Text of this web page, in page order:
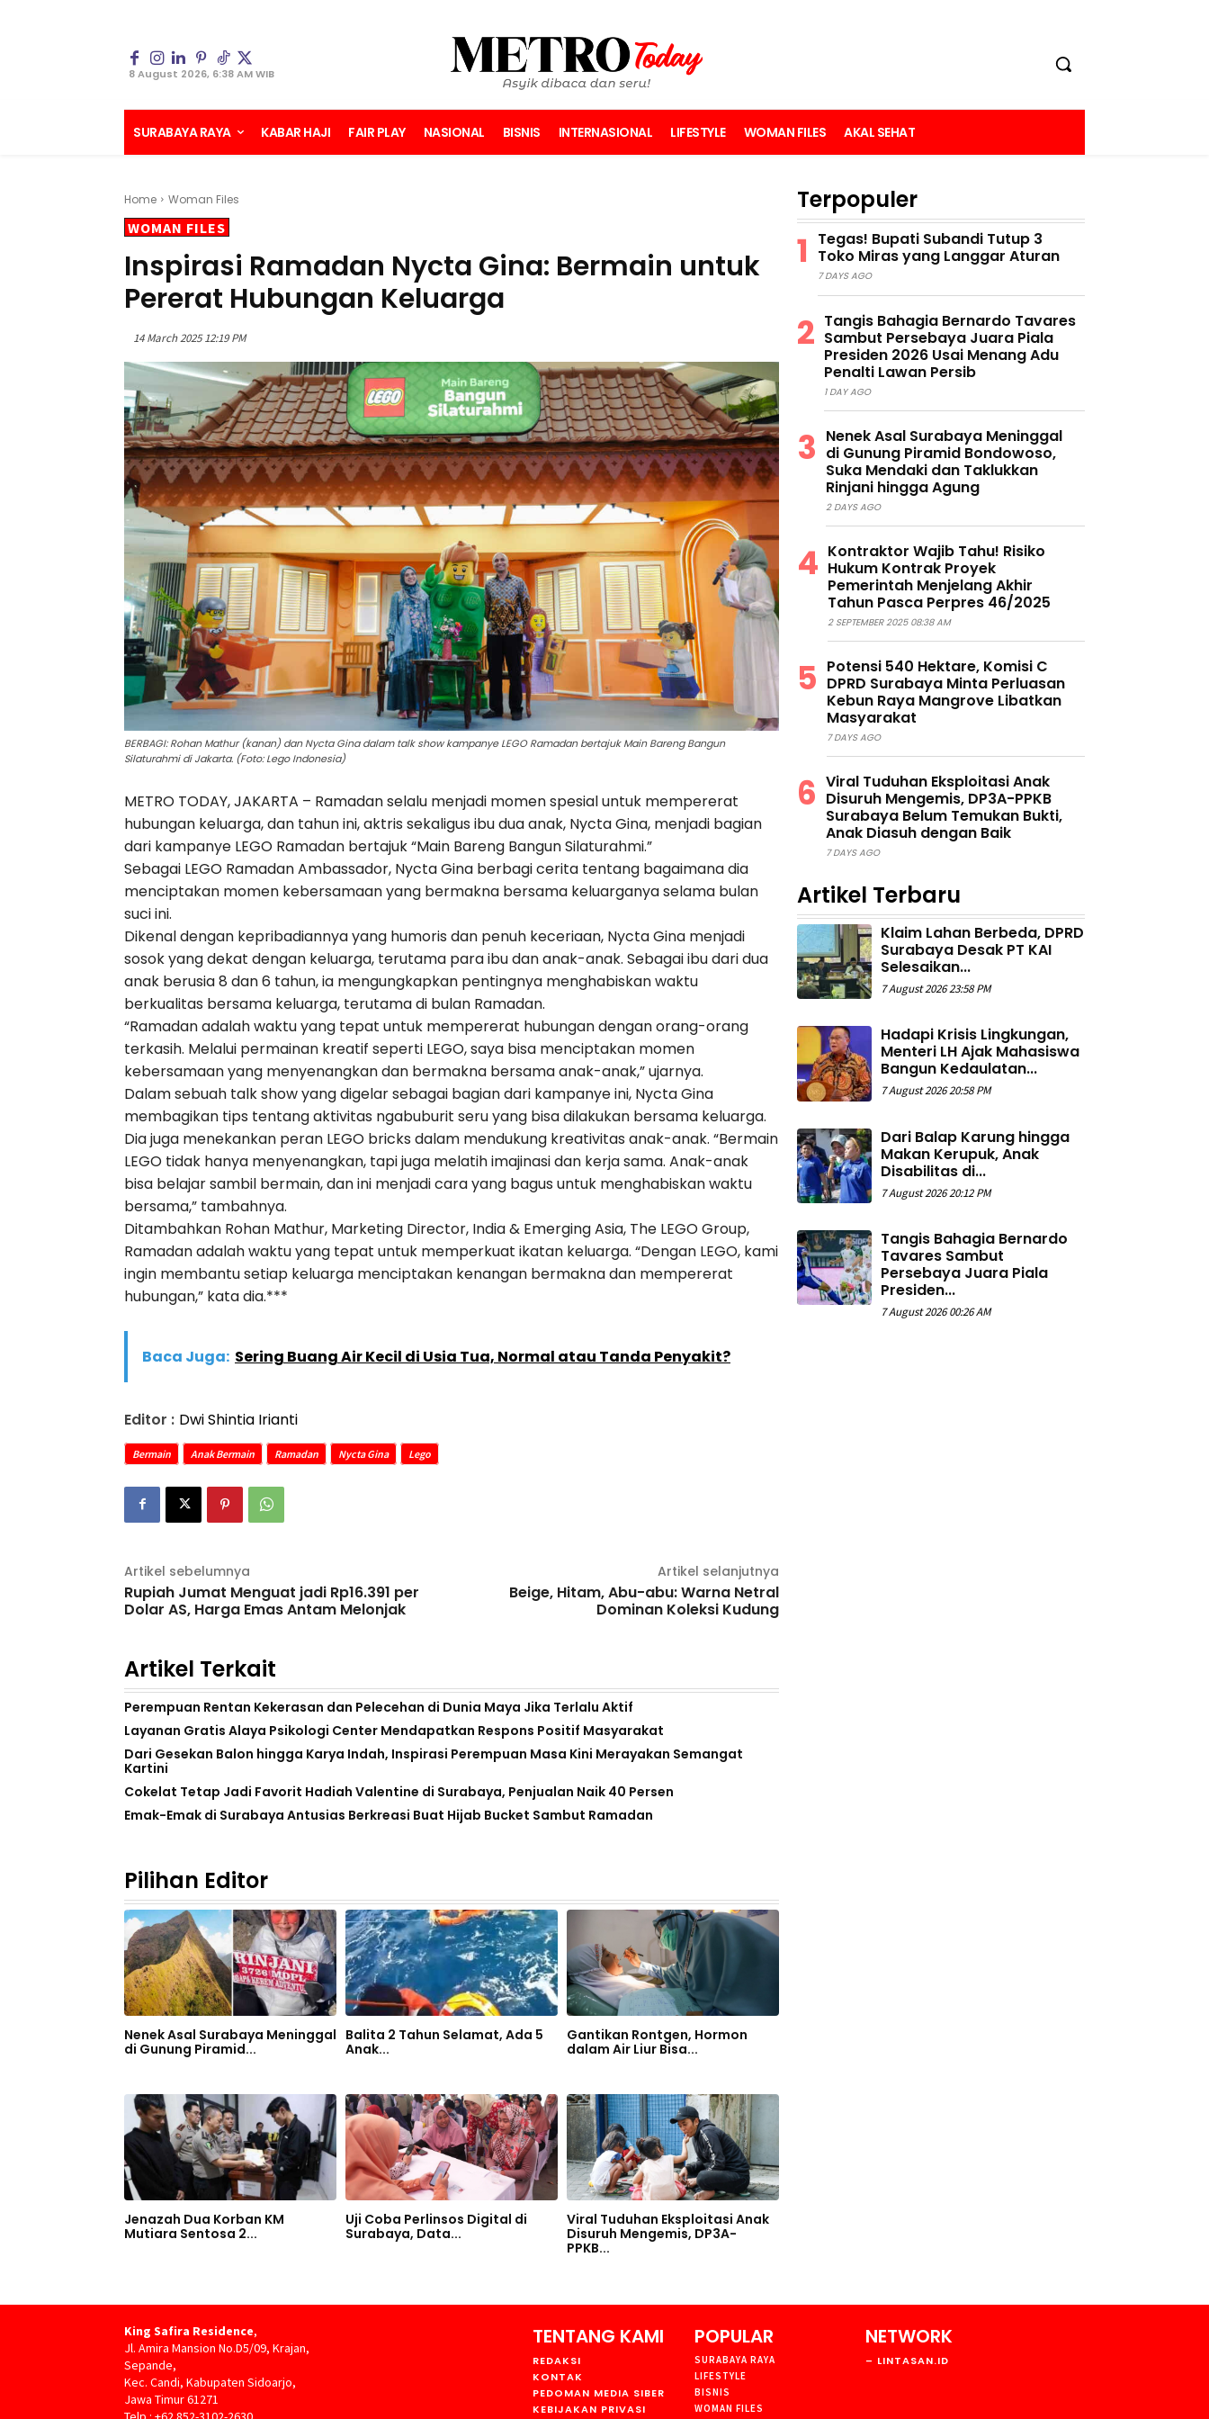
8 August 2026, 6:38 AM WIB
SURABAYA RAYA KABAR HAJI FAIR PLAY NASIONAL BISNIS INTERNASIONAL LIFESTYLE WOMAN FILES AKAL SEHAT
Home Woman Files
WOMAN FILES
Inspirasi Ramadan Nycta Gina: Bermain untuk
Pererat Hubungan Keluarga
14 March 2025 12:19 PM
BERBAGI: Rohan Mathur (kanan) dan Nycta Gina dalam talk show kampanye LEGO Ramadan bertajuk Main Bareng Bangun
Silaturahmi di Jakarta. (Foto: Lego Indonesia)
METRO TODAY, JAKARTA – Ramadan selalu menjadi momen spesial untuk mempererat
hubungan keluarga, dan tahun ini, aktris sekaligus ibu dua anak, Nycta Gina, menjadi bagian
dari kampanye LEGO Ramadan bertajuk “Main Bareng Bangun Silaturahmi.”
Sebagai LEGO Ramadan Ambassador, Nycta Gina berbagi cerita tentang bagaimana dia
menciptakan momen kebersamaan yang bermakna bersama keluarganya selama bulan
suci ini.
Dikenal dengan kepribadiannya yang humoris dan penuh keceriaan, Nycta Gina menjadi
sosok yang dekat dengan keluarga, terutama para ibu dan anak-anak. Sebagai ibu dari dua
anak berusia 8 dan 6 tahun, ia mengungkapkan pentingnya menghabiskan waktu
berkualitas bersama keluarga, terutama di bulan Ramadan.
“Ramadan adalah waktu yang tepat untuk mempererat hubungan dengan orang-orang
terkasih. Melalui permainan kreatif seperti LEGO, saya bisa menciptakan momen
kebersamaan yang menyenangkan dan bermakna bersama anak-anak,” ujarnya.
Dalam sebuah talk show yang digelar sebagai bagian dari kampanye ini, Nycta Gina
membagikan tips tentang aktivitas ngabuburit seru yang bisa dilakukan bersama keluarga.
Dia juga menekankan peran LEGO bricks dalam mendukung kreativitas anak-anak. “Bermain
LEGO tidak hanya menyenangkan, tapi juga melatih imajinasi dan kerja sama. Anak-anak
bisa belajar sambil bermain, dan ini menjadi cara yang bagus untuk menghabiskan waktu
bersama,” tambahnya.
Ditambahkan Rohan Mathur, Marketing Director, India & Emerging Asia, The LEGO Group,
Ramadan adalah waktu yang tepat untuk memperkuat ikatan keluarga. “Dengan LEGO, kami
ingin membantu setiap keluarga menciptakan kenangan bermakna dan mempererat
hubungan,” kata dia.***
Baca Juga: Sering Buang Air Kecil di Usia Tua, Normal atau Tanda Penyakit?
Editor : Dwi Shintia Irianti
Bermain Anak Bermain Ramadan Nycta Gina Lego
Artikel sebelumnya
Rupiah Jumat Menguat jadi Rp16.391 per
Dolar AS, Harga Emas Antam Melonjak
Artikel selanjutnya
Beige, Hitam, Abu-abu: Warna Netral
Dominan Koleksi Kudung
Artikel Terkait
Perempuan Rentan Kekerasan dan Pelecehan di Dunia Maya Jika Terlalu Aktif
Layanan Gratis Alaya Psikologi Center Mendapatkan Respons Positif Masyarakat
Dari Gesekan Balon hingga Karya Indah, Inspirasi Perempuan Masa Kini Merayakan Semangat
Kartini
Cokelat Tetap Jadi Favorit Hadiah Valentine di Surabaya, Penjualan Naik 40 Persen
Emak-Emak di Surabaya Antusias Berkreasi Buat Hijab Bucket Sambut Ramadan
Pilihan Editor
Nenek Asal Surabaya Meninggal
di Gunung Piramid...
Balita 2 Tahun Selamat, Ada 5
Anak...
Gantikan Rontgen, Hormon
dalam Air Liur Bisa...
Jenazah Dua Korban KM
Mutiara Sentosa 2...
Uji Coba Perlinsos Digital di
Surabaya, Data...
Viral Tuduhan Eksploitasi Anak
Disuruh Mengemis, DP3A-
PPKB...
Terpopuler
Tegas! Bupati Subandi Tutup 3
Toko Miras yang Langgar Aturan
7 DAYS AGO
Tangis Bahagia Bernardo Tavares
Sambut Persebaya Juara Piala
Presiden 2026 Usai Menang Adu
Penalti Lawan Persib
1 DAY AGO
Nenek Asal Surabaya Meninggal
di Gunung Piramid Bondowoso,
Suka Mendaki dan Taklukkan
Rinjani hingga Agung
2 DAYS AGO
Kontraktor Wajib Tahu! Risiko
Hukum Kontrak Proyek
Pemerintah Menjelang Akhir
Tahun Pasca Perpres 46/2025
2 SEPTEMBER 2025 08:38 AM
Potensi 540 Hektare, Komisi C
DPRD Surabaya Minta Perluasan
Kebun Raya Mangrove Libatkan
Masyarakat
7 DAYS AGO
Viral Tuduhan Eksploitasi Anak
Disuruh Mengemis, DP3A-PPKB
Surabaya Belum Temukan Bukti,
Anak Diasuh dengan Baik
7 DAYS AGO
Artikel Terbaru
Klaim Lahan Berbeda, DPRD
Surabaya Desak PT KAI
Selesaikan...
7 August 2026 23:58 PM
Hadapi Krisis Lingkungan,
Menteri LH Ajak Mahasiswa
Bangun Kedaulatan...
7 August 2026 20:58 PM
Dari Balap Karung hingga
Makan Kerupuk, Anak
Disabilitas di...
7 August 2026 20:12 PM
Tangis Bahagia Bernardo
Tavares Sambut
Persebaya Juara Piala
Presiden...
7 August 2026 00:26 AM
King Safira Residence,
Jl. Amira Mansion No.D5/09, Krajan,
Sepande,
Kec. Candi, Kabupaten Sidoarjo,
Jawa Timur 61271
TENTANG KAMI
REDAKSI
KONTAK
PEDOMAN MEDIA SIBER
KEBIJAKAN PRIVASI
POPULAR
SURABAYA RAYA
LIFESTYLE
BISNIS
WOMAN FILES
NETWORK
– LINTASAN.ID